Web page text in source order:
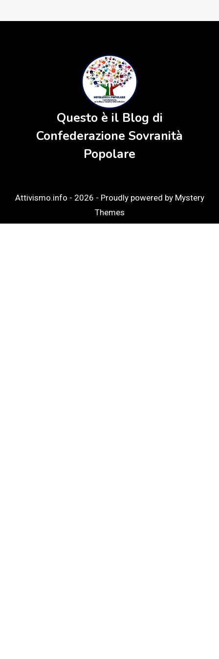
Questo è il Blog di
Confederazione Sovranità
Popolare
Attivismo.info - 2026 - Proudly powered by Mystery
Themes